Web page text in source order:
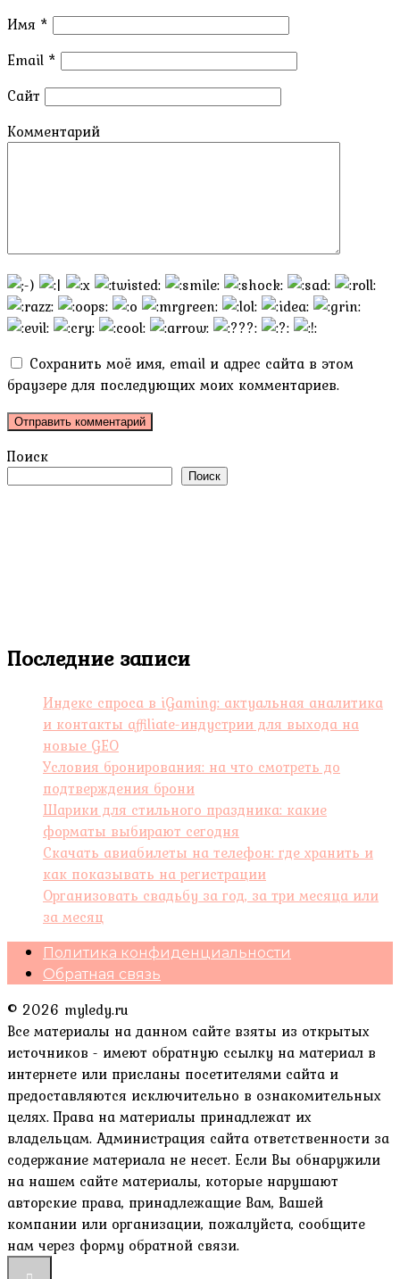
Имя *
Email *
Сайт
Комментарий
Сохранить моё имя, email и адрес сайта в этом
браузере для последующих моих комментариев.
Поиск
Поиск
Последние записи
Индекс спроса в iGaming: актуальная аналитика
и контакты affiliate-индустрии для выхода на
новые GEO
Условия бронирования: на что смотреть до
подтверждения брони
Шарики для стильного праздника: какие
форматы выбирают сегодня
Скачать авиабилеты на телефон: где хранить и
как показывать на регистрации
Организовать свадьбу за год, за три месяца или
за месяц
Политика конфиденциальности
Обратная связь
© 2026 myledy.ru
Все материалы на данном сайте взяты из открытых
источников - имеют обратную ссылку на материал в
интернете или присланы посетителями сайта и
предоставляются исключительно в ознакомительных
целях. Права на материалы принадлежат их
владельцам. Администрация сайта ответственности за
содержание материала не несет. Если Вы обнаружили
на нашем сайте материалы, которые нарушают
авторские права, принадлежащие Вам, Вашей
компании или организации, пожалуйста, сообщите
нам через форму обратной связи.